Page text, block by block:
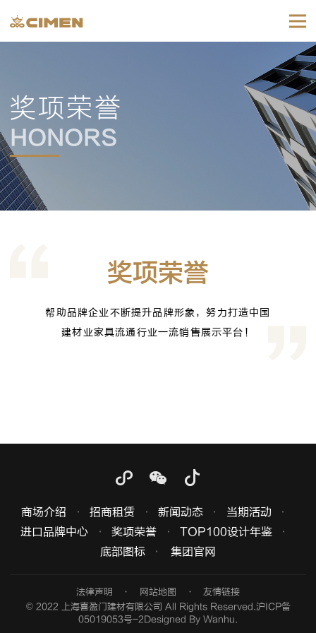
奖项荣誉
HONORS
奖项荣誉
帮助品牌企业不断提升品牌形象，努力打造中国
建材业家具流通行业一流销售展示平台！
商场介绍 招商租赁 新闻动态
当期活动
进口品牌中心
奖项荣誉
TOP100设计年鉴
底部图标
集团官网
法律声明 网站地图
友情链接
© 2022 上海喜盈门建材有限公司 All Rights Reserved.沪ICP备
05019053号-2 Designed By Wanhu.